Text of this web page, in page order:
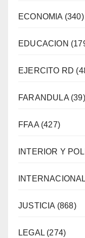
ECONOMIA (340)
EDUCACION
EJERCITO RD
FARANDULA(39)
FFAA(427)
INTERIOR Y
JUSTICIA (868)
LEGAL (274)